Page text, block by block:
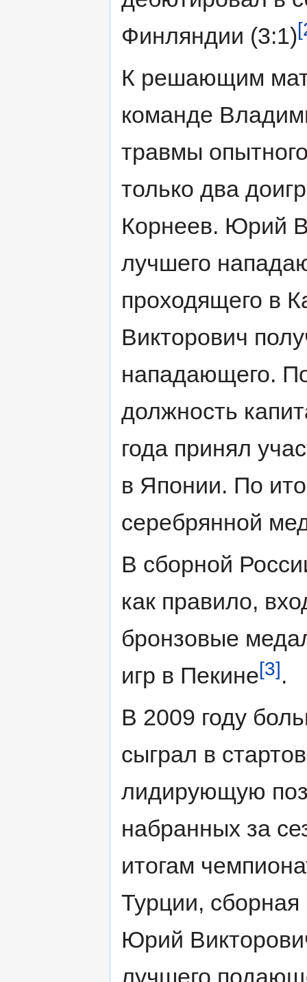
Финляндии (3:1)
К решающим
команде
травмы
только два
Корнеев. Юрий
лучшего
проходящего в
Викторович
нападающего.
должность
года принял
в Японии. По
серебрянной
В сборной
как правило,
бронзовые
игр в Пекине[3].
В 2009 году
сыграл в
лидирующую
набранных за
итогам
Турции, сборная
Юрий